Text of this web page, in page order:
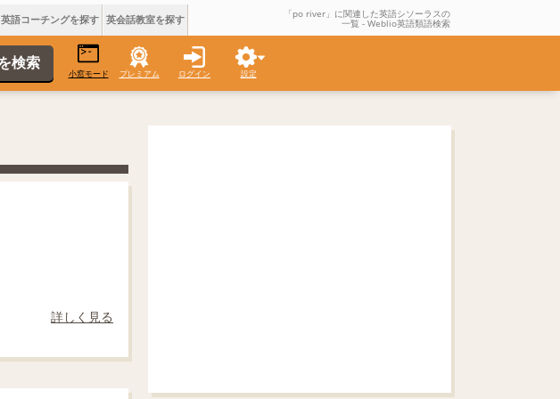
英語コーチングを探す 英会話教室を探す 「po river」に関連した英語シソーラスの
一覧 - Weblio英語類語検索
小窓モード プレミアム ログイン 設定
詳しく見る